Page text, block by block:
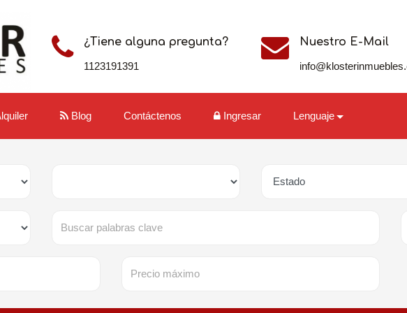
¿Tiene alguna pregunta?
1123191391
Nuestro E-Mail
Blog Contáctenos Ingresar Lenguaje